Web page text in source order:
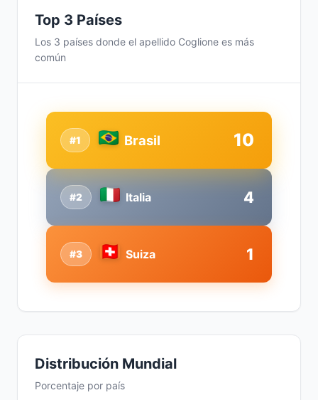
Top 3 Países
Los 3 países donde el apellido Coglione es más
común
#2 Italia 4
#1 Brasil 10
#3 Suiza 1
Distribución Mundial
Porcentaje por país